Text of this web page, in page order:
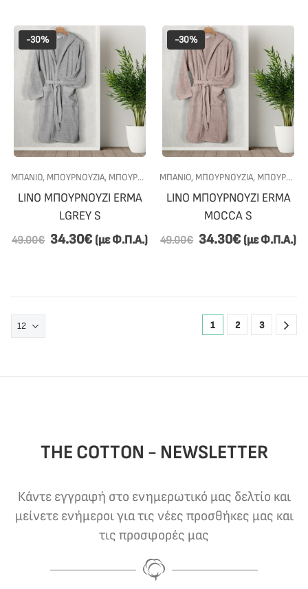
-30%
ΜΠΑΝΙΟ, ΜΠΟΥΡΝΟΎΖΙΑ, ΜΠΟΥΡΝΟΎΖΙΑ ΜΕ ΚΟΥΚΟΎΛΑ ,ΠΡΟΣΦΟΡΕΣ
LINO ΜΠΟΥΡΝΟΥΖΙ ERMA
LGREY S
49.00€ 34.30€ (με Φ.Π.Α.)
-30%
ΜΠΑΝΙΟ, ΜΠΟΥΡΝΟΎΖΙΑ, ΜΠΟΥΡΝΟΎΖΙΑ ΜΕ ΚΟΥΚΟΎΛΑ
LINO ΜΠΟΥΡΝΟΥΖΙ ERMA
MOCCA S
49.00€ 34.30€ (με Φ.Π.Α.)
1 2 3
THE COTTON - NEWSLETTER
Κάντε εγγραφή στο ενημερωτικό μας δελτίο και
μείνετε ενήμεροι για τις νέες προσθήκες μας και
τις προσφορές μας